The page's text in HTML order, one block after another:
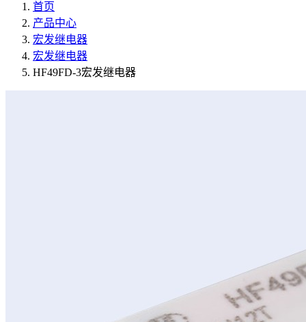
首页
产品中心
宏发继电器
宏发继电器
HF49FD-3宏发继电器